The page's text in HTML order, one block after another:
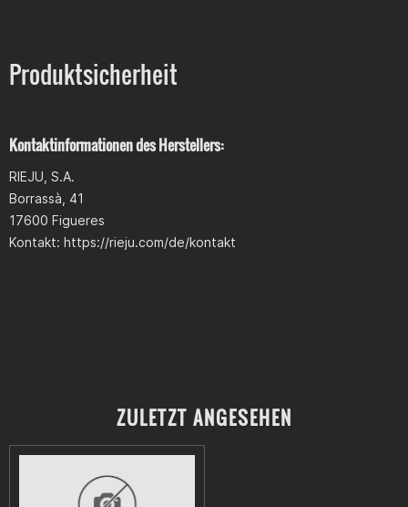
Produktsicherheit
Kontaktinformationen des Herstellers:
RIEJU, S.A.
Borrassà, 41
17600 Figueres
Kontakt: https://rieju.com/de/kontakt
ZULETZT ANGESEHEN